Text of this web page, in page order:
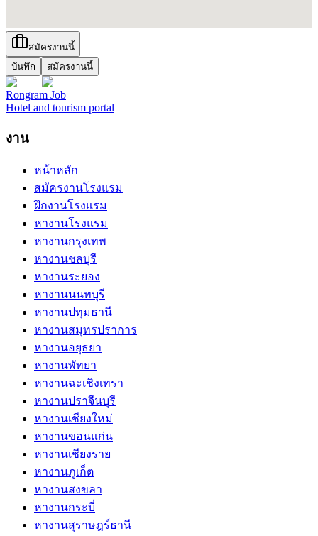
สมัครงานนี้
บันทึก
สมัครงานนี้
Rongram Job
Hotel and tourism portal
งาน
หน้าหลัก
สมัครงานโรงแรม
ฝึกงานโรงแรม
หางานโรงแรม
หางานกรุงเทพ
หางานชลบุรี
หางานระยอง
หางานนนทบุรี
หางานปทุมธานี
หางานสมุทรปราการ
หางานอยุธยา
หางานพัทยา
หางานฉะเชิงเทรา
หางานปราจีนบุรี
หางานเชียงใหม่
หางานขอนแก่น
หางานเชียงราย
หางานภูเก็ต
หางานสงขลา
หางานกระบี่
หางานสุราษฎร์ธานี